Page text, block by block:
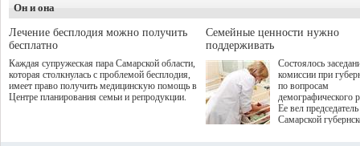
определенными
К ним можно
возникающие при
данными
более динамичного
проникновения
сегмент
отраслевое
Он и она
Лечение бесплодия можно получить
бесплатно
Каждая супружеская пара Самарской области,
которая столкнулась с проблемой бесплодия,
имеет право получить медицинскую помощь в
Центре планирования семьи и репродукции.
Семейные ценности нужно
поддерживать
Состоялось
комиссии при
по вопросам
демографического
Ее вел председатель
Самарской